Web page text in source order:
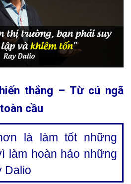
thắng – Từ cú ngã
cầu
là làm tốt những
làm hoàn hảo những
Dalio